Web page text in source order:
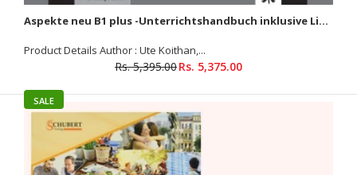
Maximal B1 Lehrerhandbuch mit Audio
Rs. 4,030.00Rs. 3,999.00
Aspekte neu B1 plus -Unterrichtshandbuch inklusive Lizenzcode für das Digitale Unterrichtspaket
Product Details Author : Ute Koithan,...
Rs. 5,395.00Rs. 5,375.00
SALE